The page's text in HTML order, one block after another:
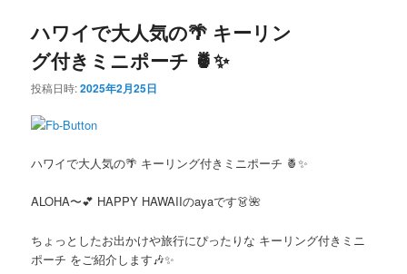
テ
ツ
移
ン
へ
動
ハワイで大人気の🌴 キーリン
グ付きミニポーチ 🍍✨
投稿日時:2025年2月25日
ハワイで大人気の🌴 キーリング付きミニポーチ 🍍✨
ALOHA〜💕 HAPPY HAWAIIのayaです👗🌺
ちょっとしたお出かけや旅行にぴったりな キーリング付きミニ
ポーチ をご紹介します🎶✨